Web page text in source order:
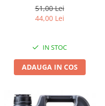
51,00 Lei
44,00 Lei
IN STOC
ADAUGA IN COS